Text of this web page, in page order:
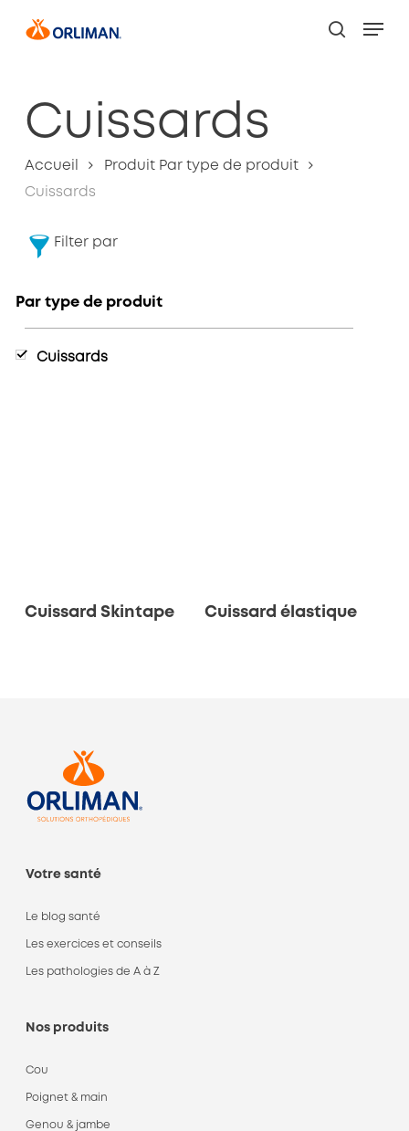
search
Cuissards
Accueil Produit Par type de produit
Cuissards
Filter par
Par type de produit
Cuissards
Cuissard Skintape Cuissard élastique
Votre santé
Le blog santé
Les exercices et conseils
Les pathologies de A à Z
Nos produits
Cou
Poignet & main
Genou & jambe